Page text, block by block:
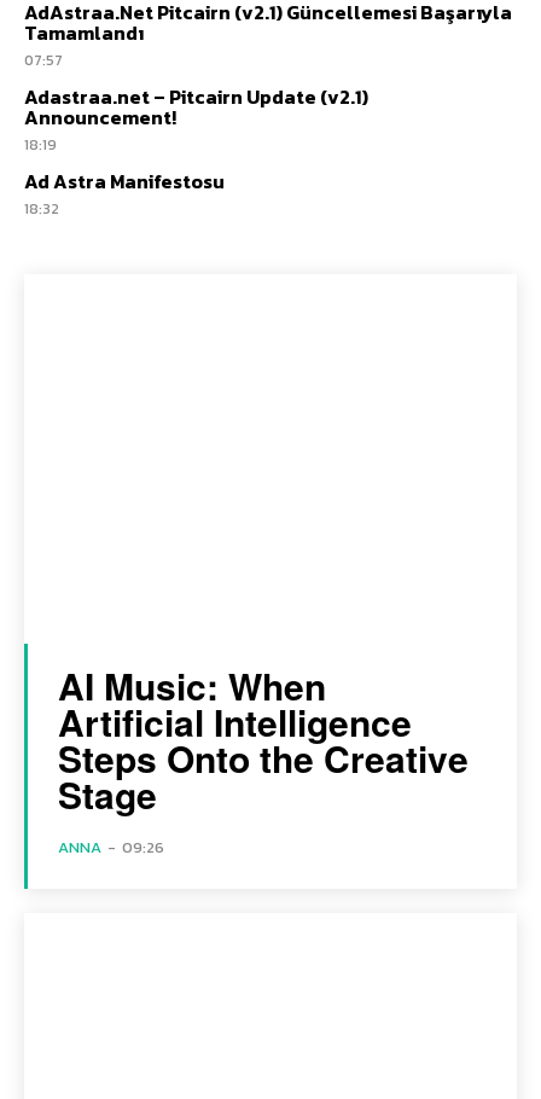
AdAstraa.Net Pitcairn (v2.1) Güncellemesi Başarıyla
Tamamlandı
07:57
Adastraa.net – Pitcairn Update (v2.1)
Announcement!
18:19
Ad Astra Manifestosu
18:32
AI Music: When
Artificial Intelligence
Steps Onto the Creative
Stage
ANNA - 09:26